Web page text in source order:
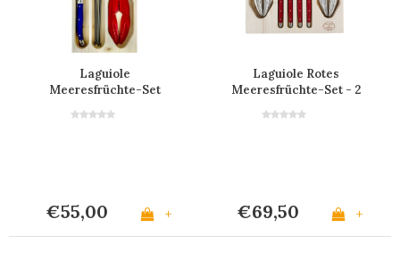
Laguiole
Meeresfrüchte-Set
Display
€55,00 +
Laguiole Rotes
Meeresfrüchte-Set - 2
Hummergabeln
€69,50 +